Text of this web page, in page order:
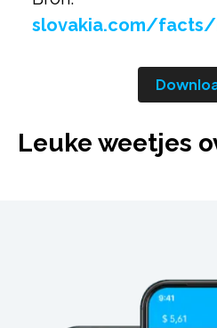
slovakia.com/
Leuke weetjes